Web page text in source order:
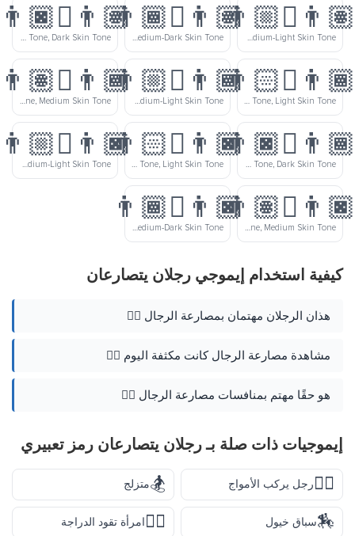
Men Wrestling: Medium Skin Tone, Medium-Light Skin Tone
👨🏽‍🫯‍👨🏾
Men Wrestling: Medium Skin Tone, Medium-Dark Skin Tone
👨🏽‍🫯‍👨🏿
Men Wrestling: Medium Skin Tone, Dark Skin Tone
Men Wrestling: Medium-Dark Skin Tone, Light Skin Tone
👨🏾‍🫯‍👨🏼
Men Wrestling: Medium-Dark Skin Tone, Medium-Light Skin Tone
👨🏾‍🫯‍👨🏽
Men Wrestling: Medium-Dark Skin Tone, Medium Skin Tone
Men Wrestling: Medium-Dark Skin Tone, Dark Skin Tone
👨🏿‍🫯‍👨🏻
Men Wrestling: Dark Skin Tone, Light Skin Tone
👨🏿‍🫯‍👨🏼
Men Wrestling: Dark Skin Tone, Medium-Light Skin Tone
Men Wrestling: Dark Skin Tone, Medium Skin Tone
👨🏿‍🫯‍👨🏾
Men Wrestling: Dark Skin Tone, Medium-Dark Skin Tone
كيفية استخدام إيموجي رجلان يتصارعان
هذان الرجلان مهتمان بمصارعة الرجال 🤼‍♂️
مشاهدة مصارعة الرجال كانت مكثفة اليوم 🤼‍♂️
هو حقًا مهتم بمنافسات مصارعة الرجال 🤼‍♂️
إيموجيات ذات صلة بـ رجلان يتصارعان رمز تعبيري
🏄‍♂️رجل يركب الأمواج 🏂متزلج
🏇سباق خيول 🚴‍♀️امرأة تقود الدراجة